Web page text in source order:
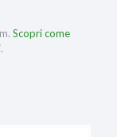
Scopri come
.